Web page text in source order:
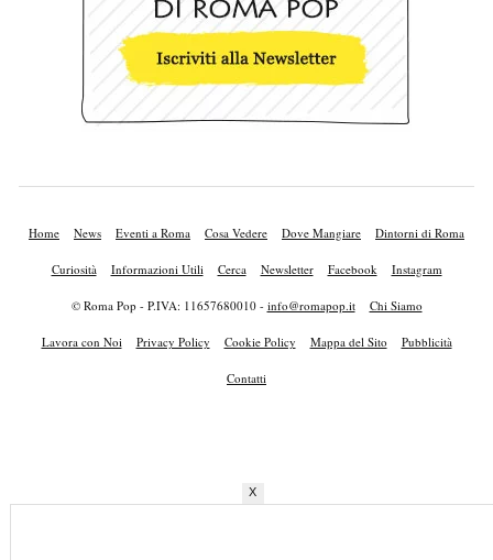
Home News Eventi a Roma Cosa Vedere Dove Mangiare Dintorni di Roma
Curiosità Informazioni Utili Cerca Newsletter Facebook Instagram
© Roma Pop - P.IVA: 11657680010 - info@romapop.it Chi Siamo
Lavora con Noi Privacy Policy Cookie Policy Mappa del Sito Pubblicità
Contatti
X